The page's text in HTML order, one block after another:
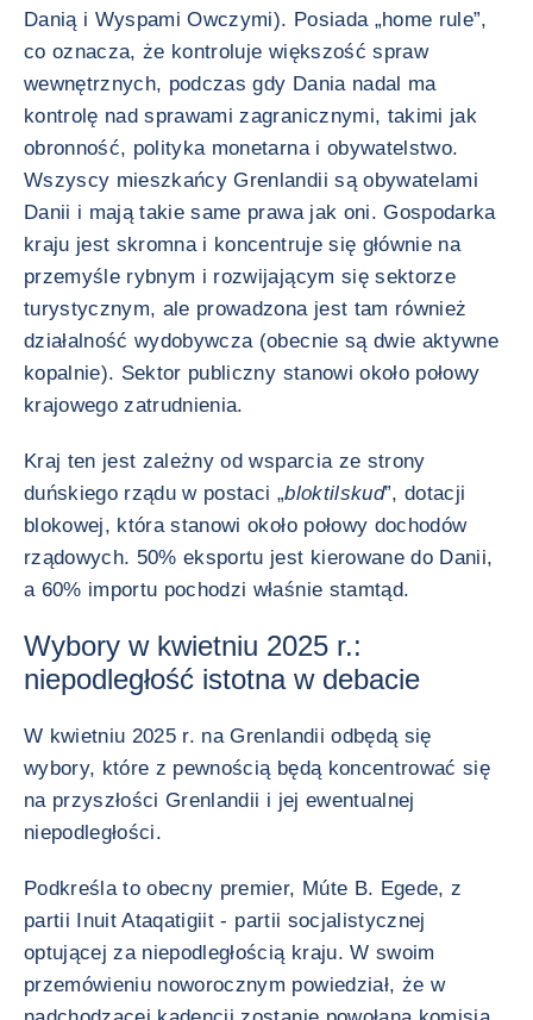
Danią i Wyspami Owczymi). Posiada „home rule”,
co oznacza, że kontroluje większość spraw
wewnętrznych, podczas gdy Dania nadal ma
kontrolę nad sprawami zagranicznymi, takimi jak
obronność, polityka monetarna i obywatelstwo.
Wszyscy mieszkańcy Grenlandii są obywatelami
Danii i mają takie same prawa jak oni. Gospodarka
kraju jest skromna i koncentruje się głównie na
przemyśle rybnym i rozwijającym się sektorze
turystycznym, ale prowadzona jest tam również
działalność wydobywcza (obecnie są dwie aktywne
kopalnie). Sektor publiczny stanowi około połowy
krajowego zatrudnienia.
Kraj ten jest zależny od wsparcia ze strony
duńskiego rządu w postaci „bloktilskud”, dotacji
blokowej, która stanowi około połowy dochodów
rządowych. 50% eksportu jest kierowane do Danii,
a 60% importu pochodzi właśnie stamtąd.
Wybory w kwietniu 2025 r.:
niepodległość istotna w debacie
W kwietniu 2025 r. na Grenlandii odbędą się
wybory, które z pewnością będą koncentrować się
na przyszłości Grenlandii i jej ewentualnej
niepodległości.
Podkreśla to obecny premier, Múte B. Egede, z
partii Inuit Ataqatigiit - partii socjalistycznej
optującej za niepodległością kraju. W swoim
przemówieniu noworocznym powiedział, że w